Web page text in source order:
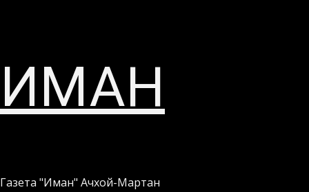
содержимому
ИМАН
Газета "Иман" Ачхой-Мартан